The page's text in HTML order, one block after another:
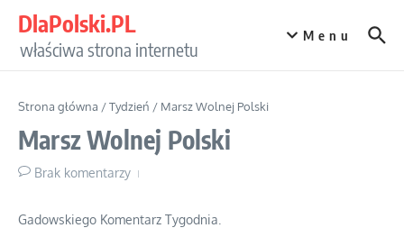
DlaPolski.PL
właściwa strona internetu
Menu
Strona główna /Tydzień / Marsz Wolnej Polski
Marsz Wolnej Polski
Brak komentarzy
Gadowskiego Komentarz Tygodnia.